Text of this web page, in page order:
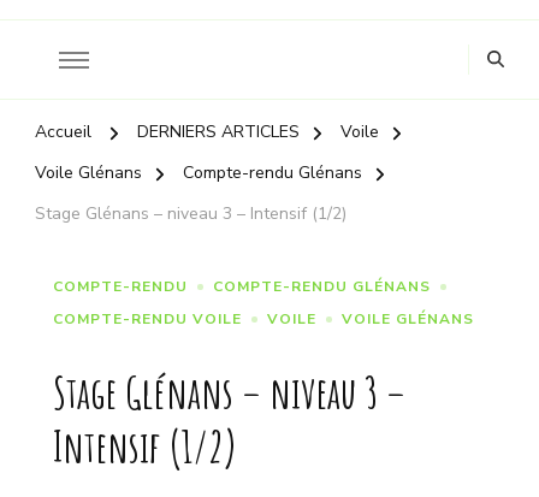
Accueil DERNIERS ARTICLES
Voile
Voile Glénans
Compte-rendu Glénans
Stage Glénans – niveau 3 – Intensif (1/2)
COMPTE-RENDU
COMPTE-RENDU GLÉNANS
COMPTE-RENDU VOILE
VOILE VOILE GLÉNANS
Stage Glénans – niveau 3 –
Intensif (1/2)